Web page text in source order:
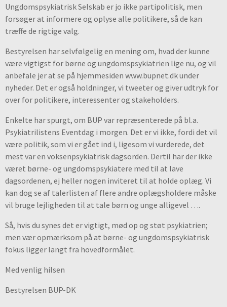
Ungdomspsykiatrisk Selskab er jo ikke partipolitisk, men
forsøger at informere og oplyse alle politikere, så de kan
træffe de rigtige valg.
Bestyrelsen har selvfølgelig en mening om, hvad der kunne
være vigtigst for børne og ungdomspsykiatrien lige nu, og vil
anbefale jer at se på hjemmesiden www.bupnet.dk under
nyheder. Det er også holdninger, vi tweeter og giver udtryk for
over for politikere, interessenter og stakeholders.
Enkelte har spurgt, om BUP var repræsenterede på bl.a.
Psykiatrilistens Eventdag i morgen. Det er vi ikke, fordi det vil
være politik, som vi er gået ind i, ligesom vi vurderede, det
mest var en voksenpsykiatrisk dagsorden. Dertil har der ikke
været børne- og ungdomspsykiatere med til at lave
dagsordenen, ej heller nogen inviteret til at holde oplæg. Vi
kan dog se af talerlisten af flere andre oplægsholdere måske
vil bruge lejligheden til at tale børn og unge alligevel ….
Så, hvis du synes det er vigtigt, mød op og støt psykiatrien;
men vær opmærksom på at børne- og ungdomspsykiatrisk
fokus ligger langt fra hovedformålet.
Med venlig hilsen
Bestyrelsen BUP-DK